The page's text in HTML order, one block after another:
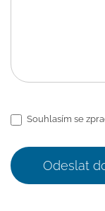
Souhlasím se
Odeslat